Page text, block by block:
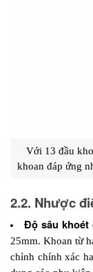
Với 13 đầu
khoan đáp ứng
2.2. Nhược
Độ sâu khoét
25mm. Khoan từ
chỉnh chính xác